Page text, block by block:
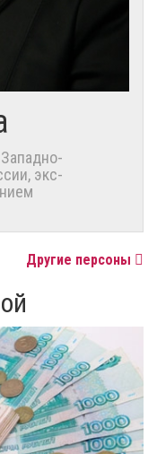
экс-
Другие персоны